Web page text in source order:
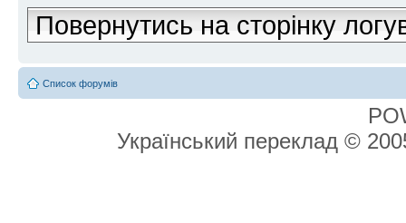
Повернутись на сторінку
Список форумів
Український переклад ©